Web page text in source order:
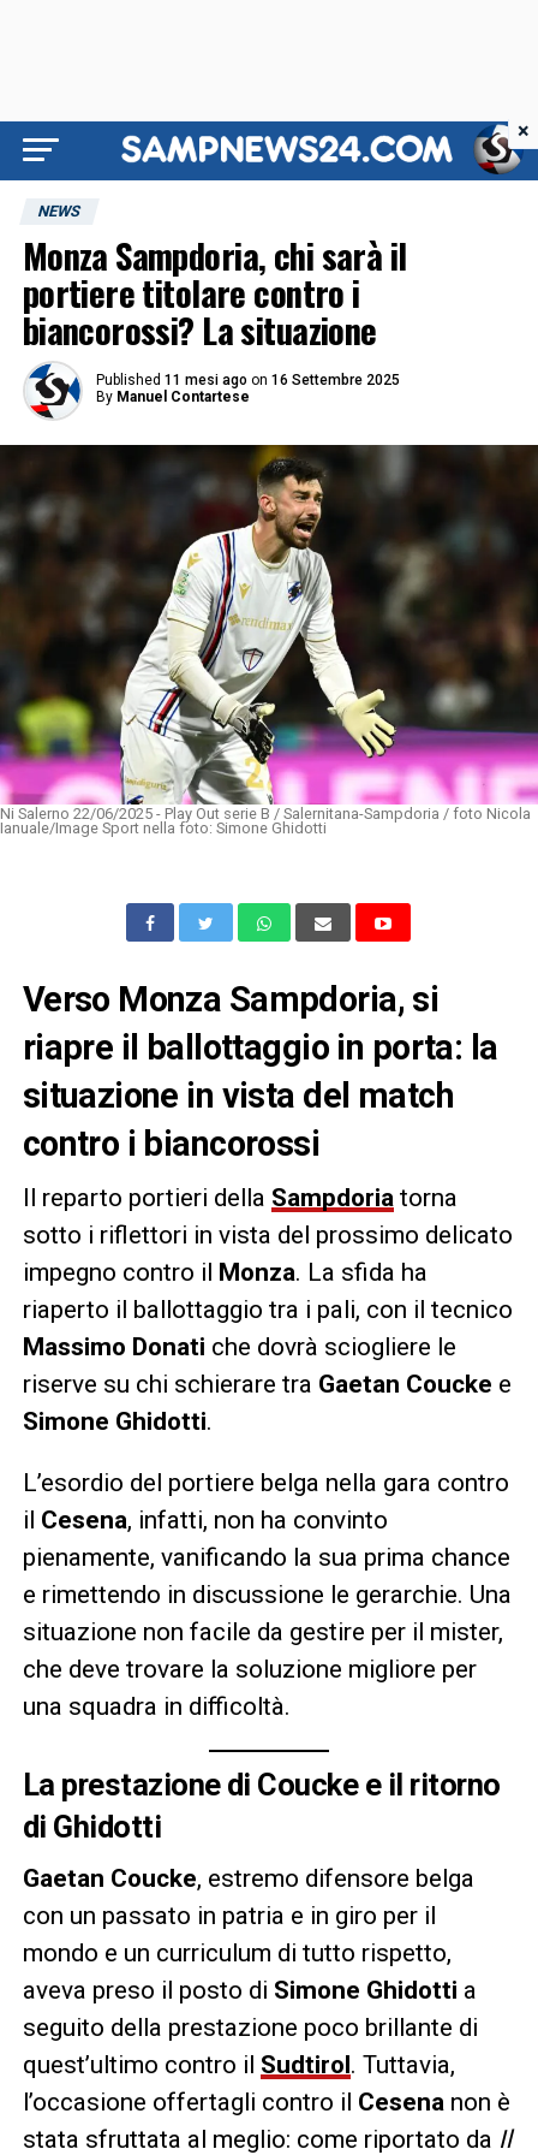
NEWS
Monza Sampdoria, chi sarà il
portiere titolare contro i
biancorossi? La situazione
Published 11 mesi ago on 16 Settembre 2025
By Manuel Contartese
Ni Salerno 22/06/2025 - Play Out serie B / Salernitana-Sampdoria / foto Nicola
Ianuale/Image Sport nella foto: Simone Ghidotti
Verso Monza Sampdoria, si
riapre il ballottaggio in porta: la
situazione in vista del match
contro i biancorossi
Il reparto portieri della Sampdoria torna
sotto i riflettori in vista del prossimo delicato
impegno contro il Monza. La sfida ha
riaperto il ballottaggio tra i pali, con il tecnico
Massimo Donati che dovrà sciogliere le
riserve su chi schierare tra Gaetan Coucke e
Simone Ghidotti.
L’esordio del portiere belga nella gara contro
il Cesena, infatti, non ha convinto
pienamente, vanificando la sua prima chance
e rimettendo in discussione le gerarchie. Una
situazione non facile da gestire per il mister,
che deve trovare la soluzione migliore per
una squadra in difficoltà.
La prestazione di Coucke e il ritorno
di Ghidotti
Gaetan Coucke, estremo difensore belga
con un passato in patria e in giro per il
mondo e un curriculum di tutto rispetto,
aveva preso il posto di Simone Ghidotti a
seguito della prestazione poco brillante di
quest’ultimo contro il Sudtirol. Tuttavia,
l’occasione offertagli contro il Cesena non è
stata sfruttata al meglio: come riportato da Il
×